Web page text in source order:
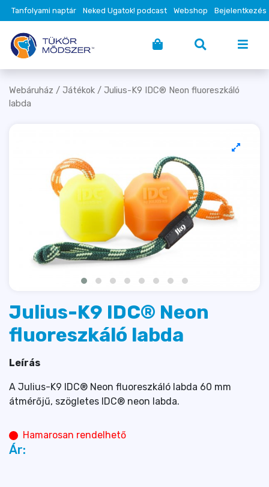
Tanfolyami naptár Neked Ugatok! podcast Webshop Bejelentkezés
Webáruház / Játékok / Julius-K9 IDC® Neon fluoreszkáló
labda
Julius-K9 IDC® Neon
fluoreszkáló labda
Leírás
A Julius-K9 IDC® Neon fluoreszkáló labda 60 mm
átmérőjű, szögletes IDC® neon labda.
Hamarosan rendelhető
Ár: